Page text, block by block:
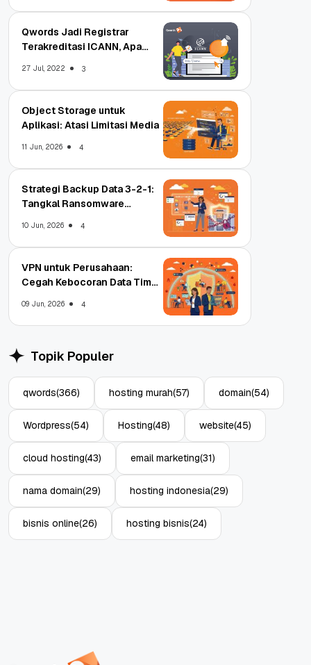
Qwords Jadi Registrar
Terakreditasi ICANN, Apa
27 Jul, 2022 3
Object Storage untuk
Aplikasi: Atasi Limitasi Media
11 Jun, 2026 4
Strategi Backup Data 3-2-1:
Tangkal Ransomware
10 Jun, 2026 4
VPN untuk Perusahaan:
Cegah Kebocoran Data Tim
09 Jun, 2026 4
Topik Populer
qwords(366) hosting murah(57) domain(54)
Wordpress(54) Hosting(48) website(45)
cloud hosting(43) email marketing(31)
nama domain(29) hosting indonesia(29)
bisnis online(26) hosting bisnis(24)